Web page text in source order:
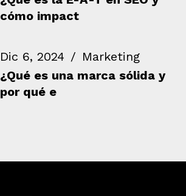
cómo impact
Dic 6, 2024
Marketing
¿Qué es una marca sólida y
por qué e